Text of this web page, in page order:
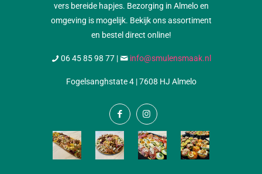
vers bereide hapjes. Bezorging in Almelo en
omgeving is mogelijk. Bekijk ons assortiment
en bestel direct online!
06 45 85 98 77 | info@smulensmaak.nl
Fogelsanghstate 4 | 7608 HJ Almelo